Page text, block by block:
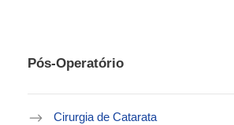
Pós-Operatório
Cirurgia de Catarata